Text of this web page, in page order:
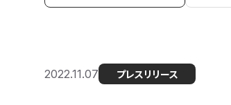
2022.11.07 プレスリリース